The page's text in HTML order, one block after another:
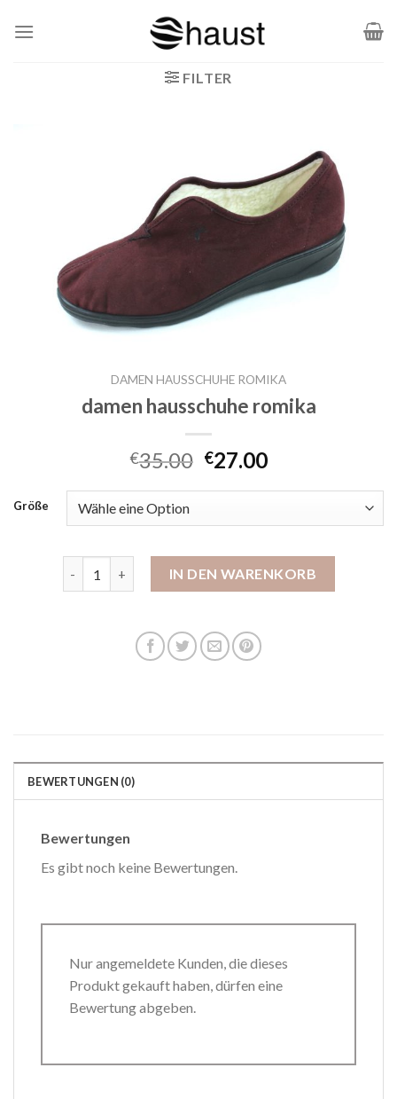
Inhalt
FILTER
DAMEN HAUSSCHUHE ROMIKA
damen hausschuhe romika
€35.00 €27.00
Größe
IN DEN WARENKORB
BEWERTUNGEN (0)
Bewertungen
Es gibt noch keine Bewertungen.
Nur angemeldete Kunden, die dieses
Produkt gekauft haben, dürfen eine
Bewertung abgeben.